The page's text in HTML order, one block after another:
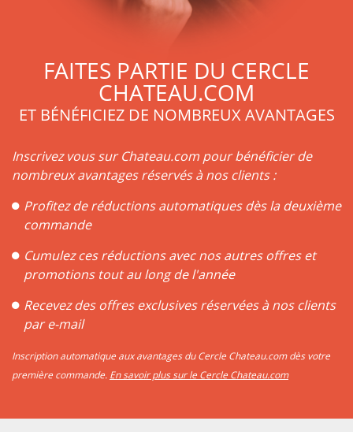
FAITES PARTIE DU CERCLE
CHATEAU.COM
ET BÉNÉFICIEZ DE NOMBREUX AVANTAGES
Inscrivez vous sur Chateau.com pour bénéficier de
nombreux avantages réservés à nos clients :
Profitez de réductions automatiques dès la deuxième
commande
Cumulez ces réductions avec nos autres offres et
promotions tout au long de l'année
Recevez des offres exclusives réservées à nos clients
par e-mail
Inscription automatique aux avantages du Cercle Chateau.com dès votre
première commande. En savoir plus sur le Cercle Chateau.com